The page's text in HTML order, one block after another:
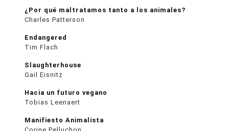
¿Por qué maltratamos tanto a los animales?
Charles Patterson
Endangered
Tim Flach
Slaughterhouse
Gail Eisnitz
Hacia un futuro vegano
Tobias Leenaert
Manifiesto Animalista